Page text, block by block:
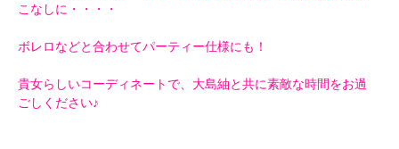
こなしに・・・・
ボレロなどと合わせてパーティー仕様にも！
貴女らしいコーディネートで、大島紬と共に素敵な時間をお過
ごしください♪